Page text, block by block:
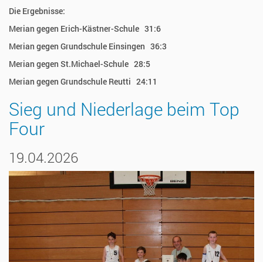
Die Ergebnisse:
Merian gegen Erich-Kästner-Schule 31:6
Merian gegen Grundschule Einsingen 36:3
Merian gegen St.Michael-Schule 28:5
Merian gegen Grundschule Reutti 24:11
Sieg und Niederlage beim Top
Four
19.04.2026